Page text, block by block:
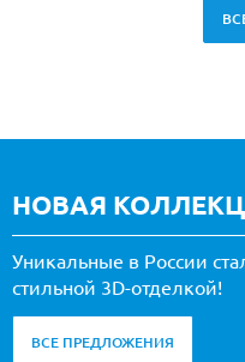
НОВАЯ
Уникальные в России
стильной 3D-отделкой!
ВСЕ ПРЕДЛОЖЕНИЯ